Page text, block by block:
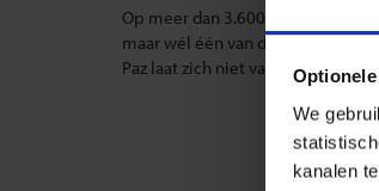
We
kanalen
Op meer dan 3.600 meter hoogte
maar wél één van de meest
Paz laat zich niet vangen in één